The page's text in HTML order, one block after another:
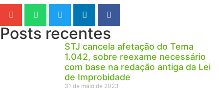
Posts recentes
STJ cancela afetação do Tema
1.042, sobre reexame necessário
com base na redação antiga da Lei
de Improbidade
31 de maio de 2023